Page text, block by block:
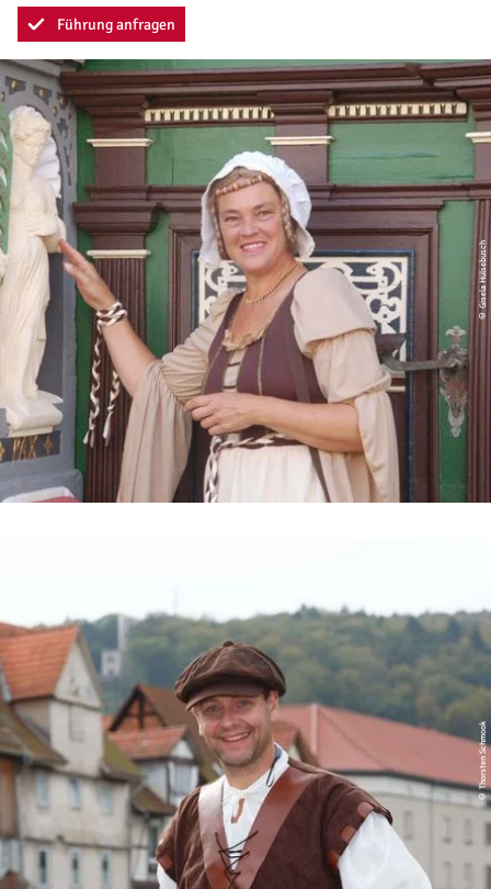
Führung anfragen
© Gisela Hülsebusch
© Thorsten Schmook